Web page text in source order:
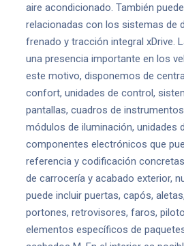
aire acondicionado. También
relacionadas con los sistemas de
frenado y tracción integral xDrive.
una presencia importante en los
este motivo, disponemos de
confort, unidades de control,
pantallas, cuadros de
módulos de iluminación, unidades
componentes electrónicos que
referencia y codificación
de carrocería y acabado exterior,
puede incluir puertas, capós,
portones, retrovisores, faros,
elementos específicos de